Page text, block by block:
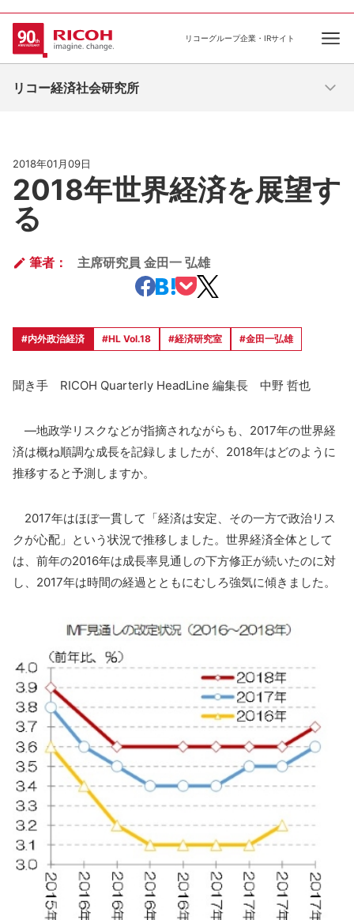
リコーグループ企業・IRサイト
リコー経済社会研究所
2018年世界経済を展望す
る
2018年01月09日
筆者： 主席研究員 金田一 弘雄
#内外政治経済 #HL Vol.18 #経済研究室 #金田一弘雄
聞き手 RICOH Quarterly HeadLine 編集長 中野 哲也
―地政学リスクなどが指摘されながらも、2017年の世界経
済は概ね順調な成長を記録しましたが、2018年はどのように
推移すると予測しますか。
2017年はほぼ一貫して「経済は安定、その一方で政治リス
クが心配」という状況で推移しました。世界経済全体として
は、前年の2016年は成長率見通しの下方修正が続いたのに対
し、2017年は時間の経過とともにむしろ強気に傾きました。